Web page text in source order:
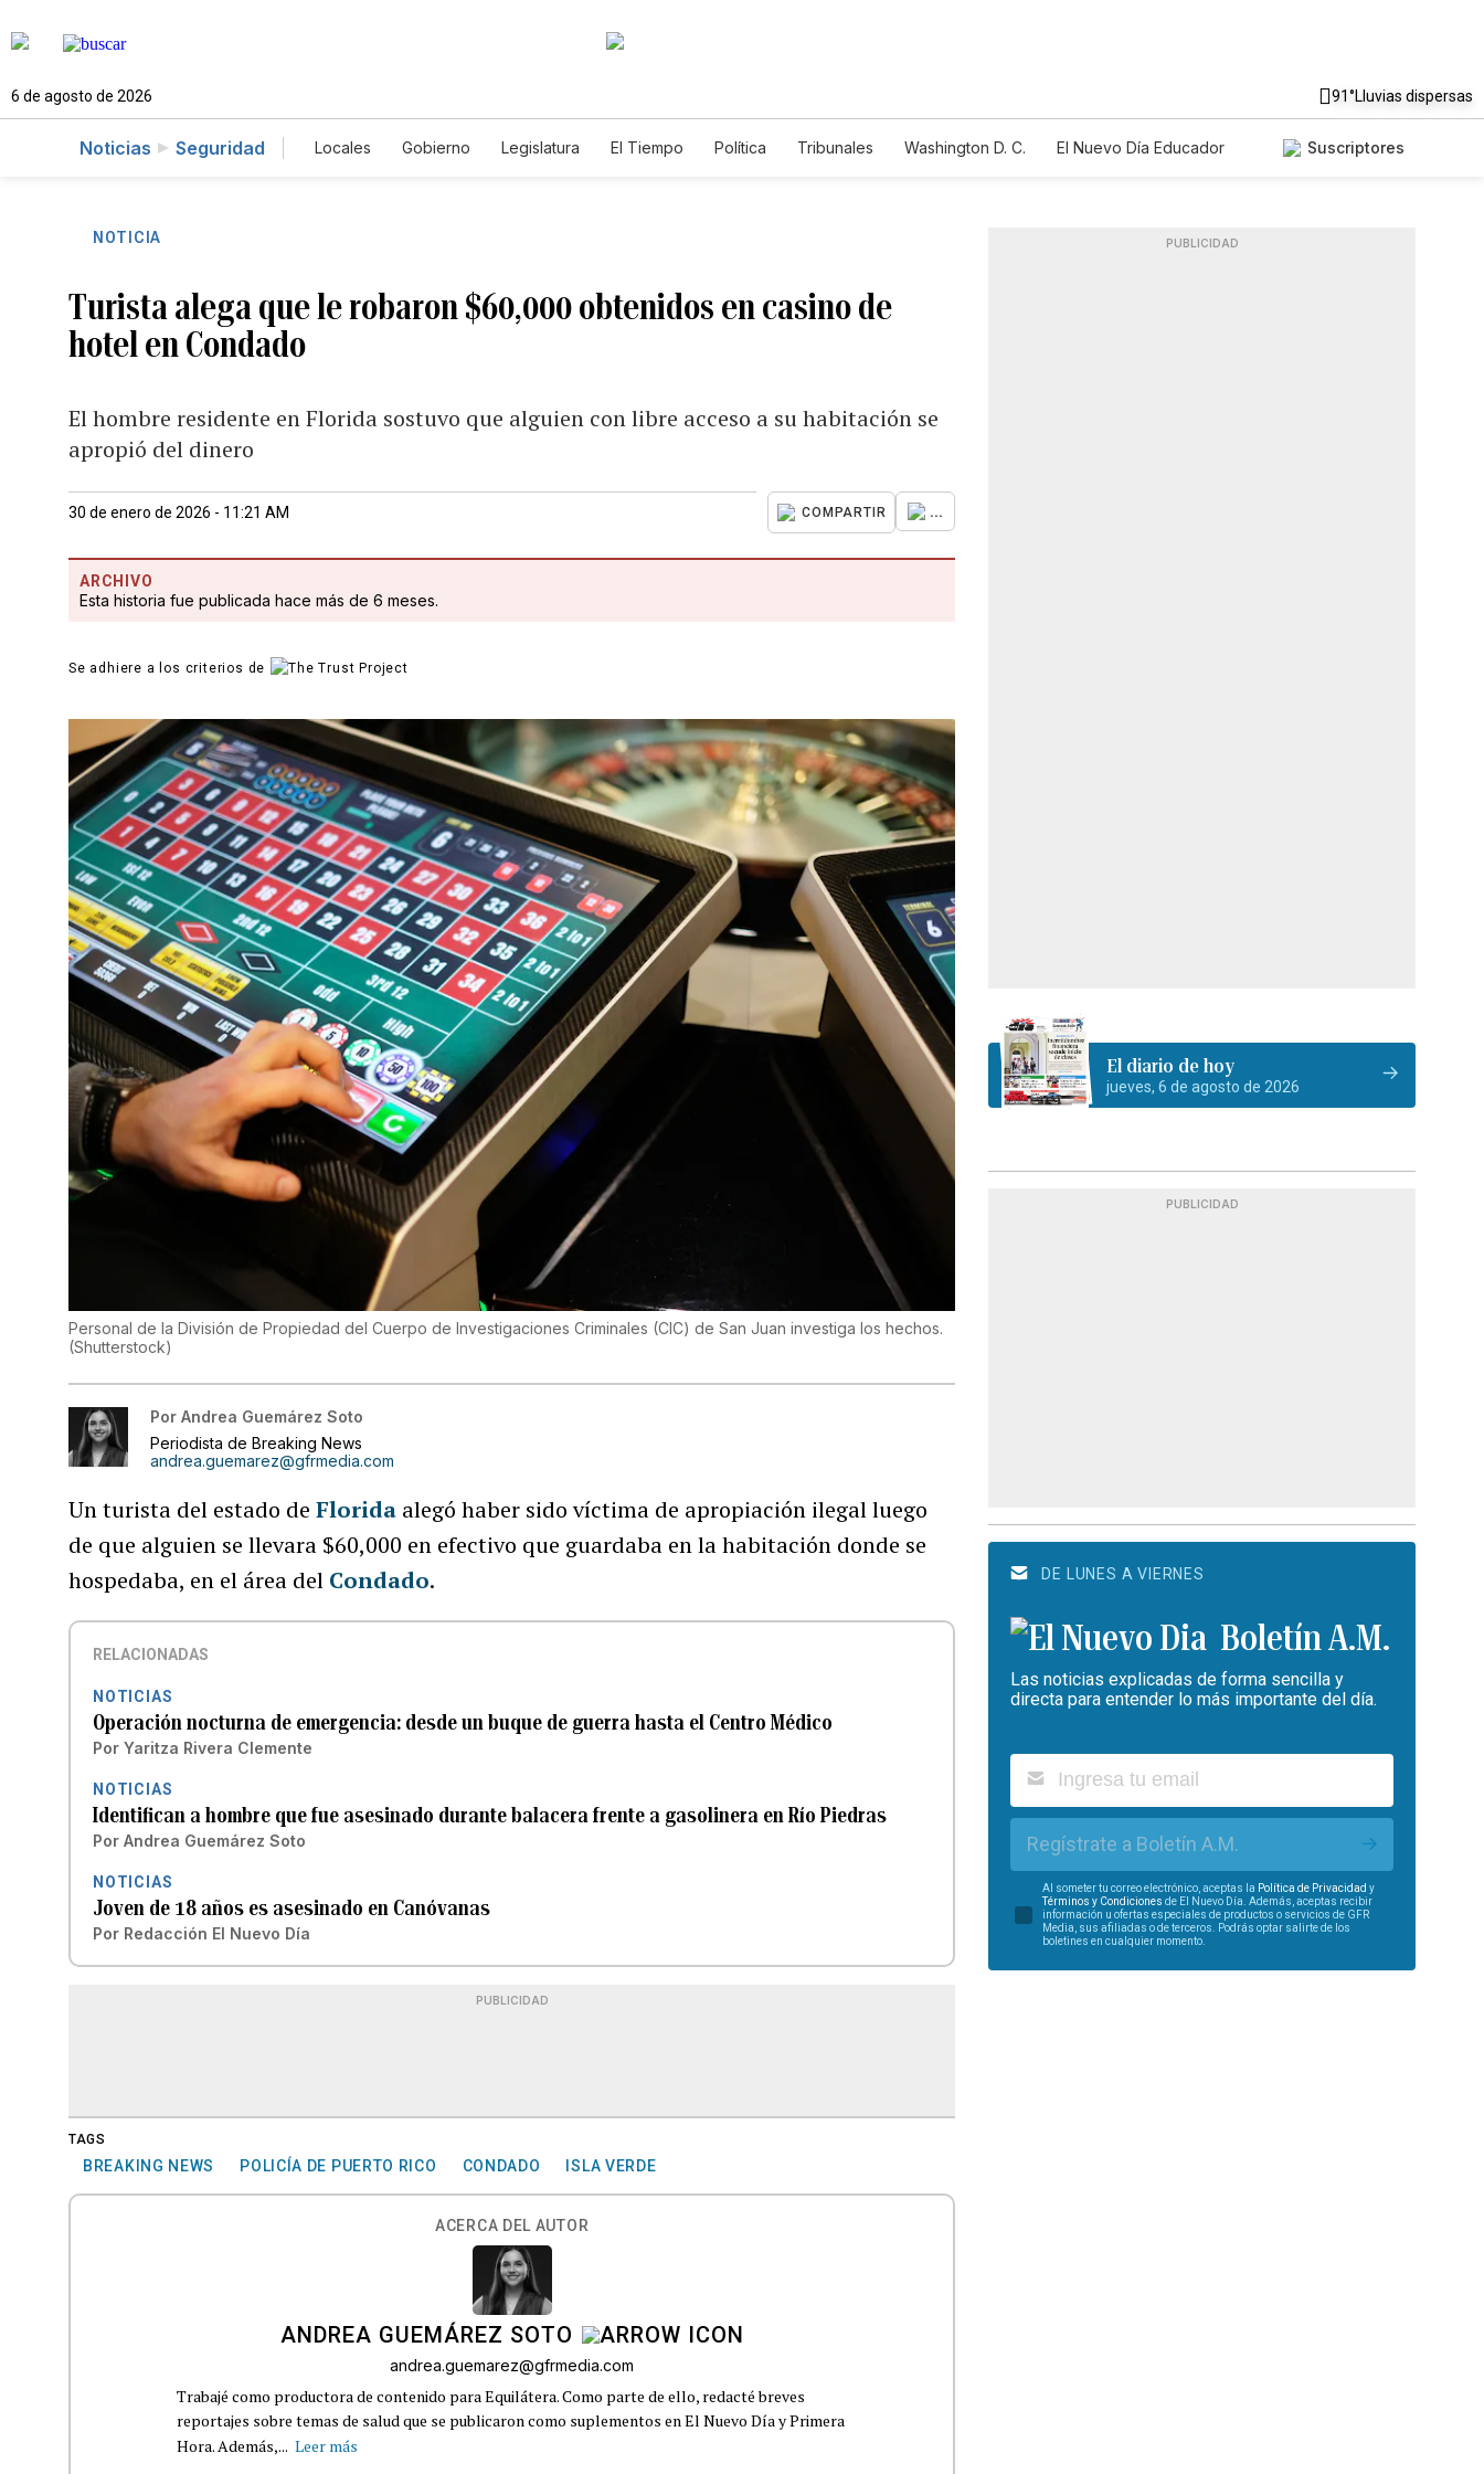
6 de agosto de 2026 91°Lluvias dispersas
Noticias Seguridad Locales Gobierno Legislatura El Tiempo Política Tribunales Washington D. C.
El Nuevo Día Educador
Suscriptores
NOTICIA
Turista alega que le robaron $60,000 obtenidos en casino de
hotel en Condado
El hombre residente en Florida sostuvo que alguien con libre acceso a su habitación se
apropió del dinero
30 de enero de 2026 - 11:21 AM COMPARTIR ...
ARCHIVO
Esta historia fue publicada hace más de 6 meses.
Se adhiere a los criterios de
Personal de la División de Propiedad del Cuerpo de Investigaciones Criminales (CIC) de San Juan investiga los hechos.
(Shutterstock)
Por Andrea Guemárez Soto
Periodista de Breaking News
andrea.guemarez@gfrmedia.com
Un turista del estado deFlorida alegó haber sido víctima de apropiación ilegal luego
de que alguien se llevara $60,000 en efectivo que guardaba en la habitación donde se
hospedaba, en el área del Condado.
RELACIONADAS
NOTICIAS
Operación nocturna de emergencia: desde un buque de guerra hasta el Centro Médico
Por Yaritza Rivera Clemente
NOTICIAS
Identifican a hombre que fue asesinado durante balacera frente a gasolinera en Río Piedras
Por Andrea Guemárez Soto
NOTICIAS
Joven de 18 años es asesinado en Canóvanas
Por Redacción El Nuevo Día
PUBLICIDAD
TAGS
BREAKING NEWS POLICÍA DE PUERTO RICO CONDADO ISLA VERDE
ACERCA DEL AUTOR
ANDREA GUEMÁREZ SOTO
andrea.guemarez@gfrmedia.com
Trabajé como productora de contenido para Equilátera. Como parte de ello, redacté breves
reportajes sobre temas de salud que se publicaron como suplementos en El Nuevo Día y Primera
Hora. Además,... Leer más
PUBLICIDAD
El diario de hoy
jueves, 6 de agosto de 2026
PUBLICIDAD
DE LUNES A VIERNES
Boletín A.M.
Las noticias explicadas de forma sencilla y
directa para entender lo más importante del día.
Regístrate a Boletín A.M.
Al someter tu correo electrónico, aceptas la Política de Privacidad y
Términos y Condiciones de El Nuevo Día. Además, aceptas recibir
información u ofertas especiales de productos o servicios de GFR
Media, sus afiliadas o de terceros. Podrás optar salirte de los
boletines en cualquier momento.